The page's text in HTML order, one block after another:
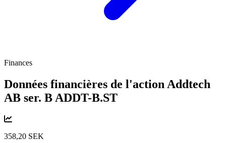
Finances
Données financières de l'action Addtech
AB ser. B ADDT-B.ST
358,20 SEK